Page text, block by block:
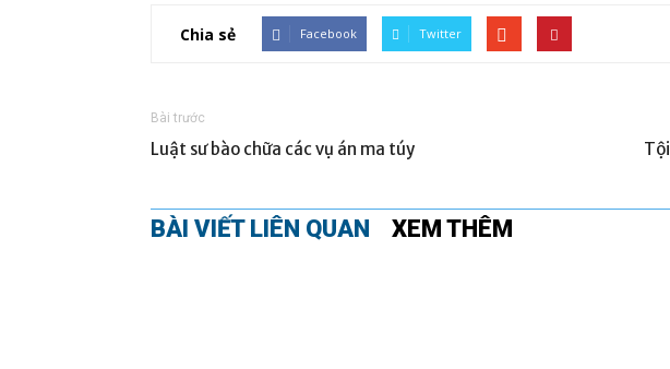
Chia sẻ Facebook Twitter
Bài trước
Luật sư bào chữa các vụ án ma túy
BÀI VIẾT LIÊN QUAN XEM THÊM